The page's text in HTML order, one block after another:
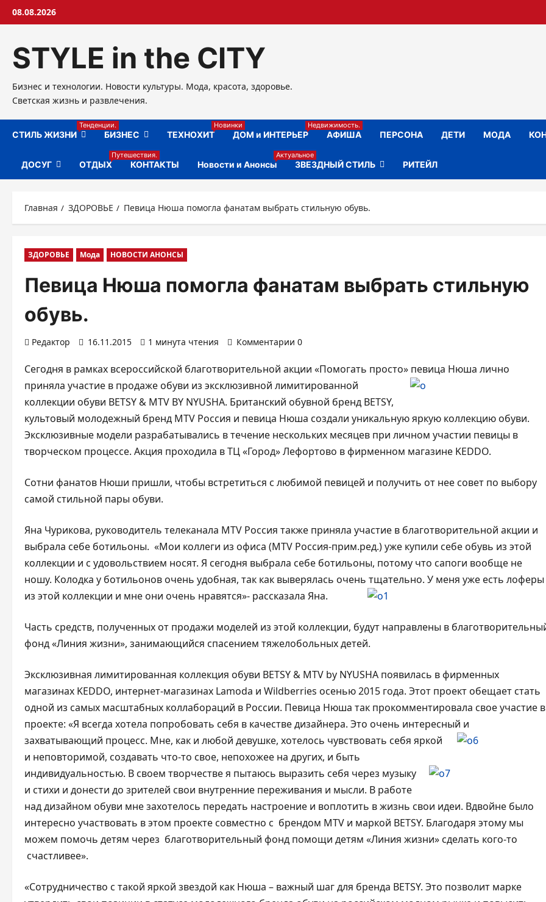
Перейти
08.08.2026
STYLE in the CITY
Бизнес и технологии. Новости культуры. Мода, красота, здоровье.
Светская жизнь и развлечения.
СТИЛЬ ЖИЗНИ
Тенденции.
БИЗНЕС ТЕХНОХИТ
Новинки
ДОМ и ИНТЕРЬЕР
Недвижимость.
АФИША ПЕРСОНА ДЕТИ МОДА
ДОСУГ ОТДЫХ
Путешествия.
КОНТАКТЫ Новости и Анонсы
Актуальное
ЗВЕЗДНЫЙ СТИЛЬ РИТЕЙЛ
Главная ЗДОРОВЬЕ Певица Нюша помогла фанатам выбрать стильную обувь.
ЗДОРОВЬЕ Мода НОВОСТИ АНОНСЫ
Певица Нюша помогла фанатам выбрать стильную
обувь.
Редактор 16.11.2015 1 минута чтения Комментарии 0
Сегодня в рамках всероссийской благотворительной акции «Помогать просто» певица Нюша лично
приняла участие в продаже обуви из эксклюзивной лимитированной
коллекции обуви BETSY & MTV BY NYUSHA. Британский обувной бренд BETSY,
культовый молодежный бренд MTV Россия и певица Нюша создали уникальную яркую коллекцию обуви.
Эксклюзивные модели разрабатывались в течение нескольких месяцев при личном участии певицы в
творческом процессе. Акция проходила в ТЦ «Город» Лефортово в фирменном магазине KEDDO.
Сотни фанатов Нюши пришли, чтобы встретиться с любимой певицей и получить от нее совет по выбору
самой стильной пары обуви.
Яна Чурикова, руководитель телеканала MTV Россия также приняла участие в благотворительной акции и
выбрала себе ботильоны. «Мои коллеги из офиса (MTV Россия-прим.ред.) уже купили себе обувь из этой
коллекции и с удовольствием носят. Я сегодня выбрала себе ботильоны, потому что сапоги вообще не
ношу. Колодка у ботильонов очень удобная, так как выверялась очень тщательно. У меня уже есть лоферы
из этой коллекции и мне они очень нравятся»- рассказала Яна.
Часть средств, полученных от продажи моделей из этой коллекции, будут направлены в
фонд «Линия жизни», занимающийся спасением тяжелобольных детей.
Эксклюзивная лимитированная коллекция обуви BETSY & MTV by NYUSHA появилась в фирменных
магазинах KEDDO, интернет-магазинах Lamoda и Wildberries осенью 2015 года. Этот проект обещает стать
одной из самых масштабных коллабораций в России. Певица Нюша так прокомментировала свое участие в
проекте: «Я всегда хотела попробовать себя в качестве дизайнера. Это очень интересный и
захватывающий процесс. Мне, как и любой девушке, хотелось чувствовать себя яркой
и неповторимой, создавать что-то свое, непохожее на других, и быть
индивидуальностью. В своем творчестве я пытаюсь выразить себя через музыку
и стихи и донести до зрителей свои внутренние переживания и мысли. В работе
над дизайном обуви мне захотелось передать настроение и воплотить в жизнь свои идеи. Вдвойне было
интересно участвовать в этом проекте совместно с брендом МТV и маркой BETSY. Благодаря этому мы
можем помочь детям через благотворительный фонд помощи детям «Линия жизни» сделать кого-то
счастливее».
«Сотрудничество с такой яркой звездой как Нюша – важный шаг для бренда BETSY. Это позволит марке